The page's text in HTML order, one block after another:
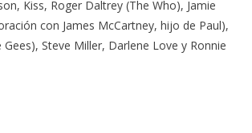
Kiss, Roger Daltrey (The Who), Jamie
con James McCartney, hijo de Paul),
Steve Miller, Darlene Love y Ronnie